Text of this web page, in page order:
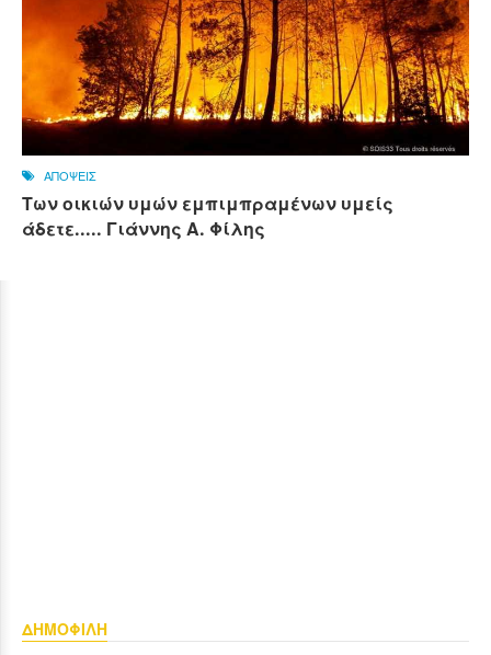
ΑΠΟΨΕΙΣ
Των οικιών υμών εμπιμπραμένων υμείς
άδετε..... Γιάννης Α. Φίλης
ΔΗΜΟΦΙΛΗ